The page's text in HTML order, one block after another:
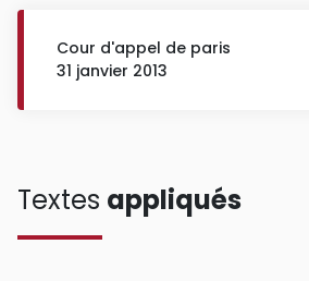
Cour d'appel de paris
31 janvier 2013
Textes appliqués